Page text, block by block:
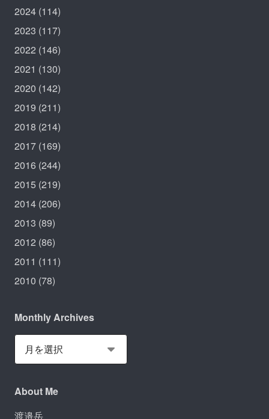
2024 (114)
2023 (117)
2022 (146)
2021 (130)
2020 (142)
2019 (211)
2018 (214)
2017 (169)
2016 (244)
2015 (219)
2014 (206)
2013 (89)
2012 (86)
2011 (111)
2010 (78)
Monthly Archives
About Me
渡邉岳